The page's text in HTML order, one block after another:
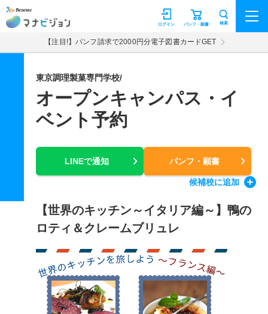
マナビジョン パンフ・願書
ログイン 検索
【注目!】パンフ請求で2000円分電子図書カードGET
東京調理製菓専門学校/
オープンキャンパス・イ
ベント予約
LINEで通知 パンフ・願書
候補校に追加
【世界のキッチン～イタリア編～】鴨の
ロティ＆クレームブリュレ